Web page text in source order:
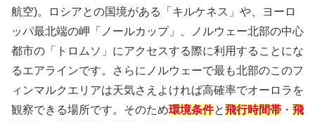
航空)。ロシアとの国境がある「キルケネス」や、ヨーロ
ッパ最北端の岬「ノールカップ」、ノルウェー北部の中心
都市の「トロムソ」にアクセスする際に利用することにな
るエアラインです。さらにノルウェーで最も北部のこのフ
ィンマルクエリアは天気さえよければ高確率でオーロラを
観察できる場所です。そのため環境条件と飛行時間帯 ・ 飛